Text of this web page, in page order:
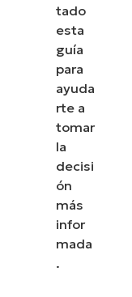
tado
esta
guía
para
ayuda
rte a
tomar
la
decisi
ón
más
infor
mada
.